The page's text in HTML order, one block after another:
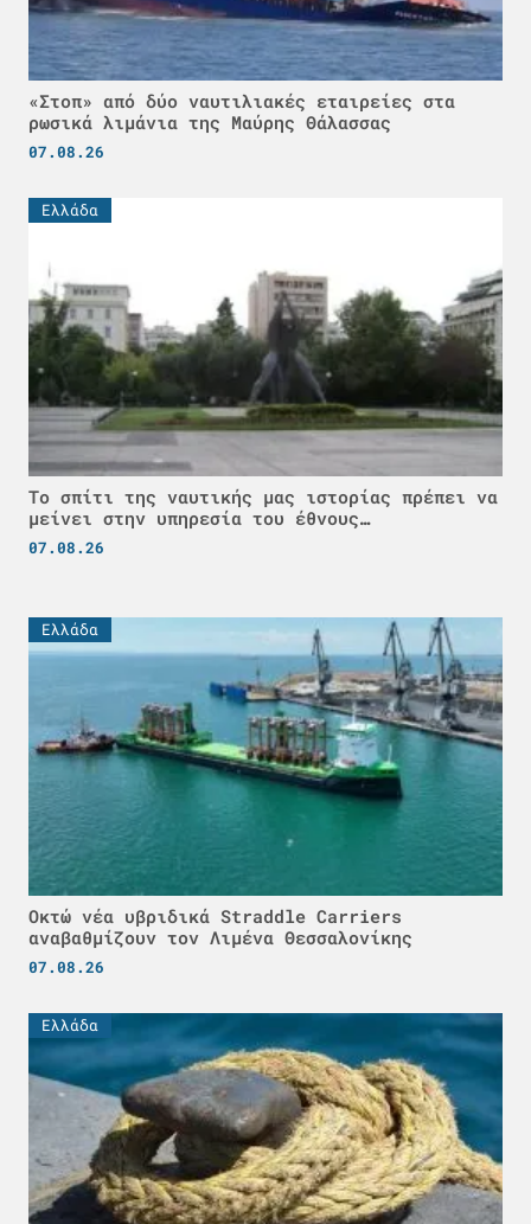
«Στοπ» από δύο ναυτιλιακές εταιρείες στα
ρωσικά λιμάνια της Μαύρης Θάλασσας
07.08.26
Ελλάδα
Το σπίτι της ναυτικής μας ιστορίας πρέπει να
μείνει στην υπηρεσία του έθνους…
07.08.26
Ελλάδα
Οκτώ νέα υβριδικά Straddle Carriers
αναβαθμίζουν τον Λιμένα Θεσσαλονίκης
07.08.26
Ελλάδα